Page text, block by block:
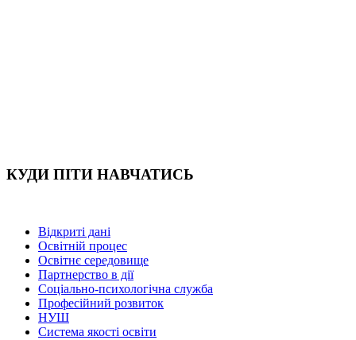
КУДИ ПІТИ НАВЧАТИСЬ
Відкриті дані
Освітній процес
Освітнє середовище
Партнерство в дії
Соціально-психологічна служба
Професійний розвиток
НУШ
Система якості освіти